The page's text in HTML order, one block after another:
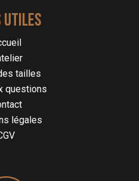
tailles
questions
légales